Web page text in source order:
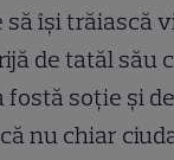
să îşi trăiască
de tatăl său
fostă soţie şi
nu chiar